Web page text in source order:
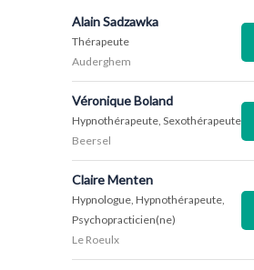
Alain Sadzawka
Thérapeute
Auderghem
Véronique Boland
Hypnothérapeute, Sexothérapeute
Beersel
Claire Menten
Hypnologue, Hypnothérapeute,
Psychopracticien(ne)
Le Roeulx